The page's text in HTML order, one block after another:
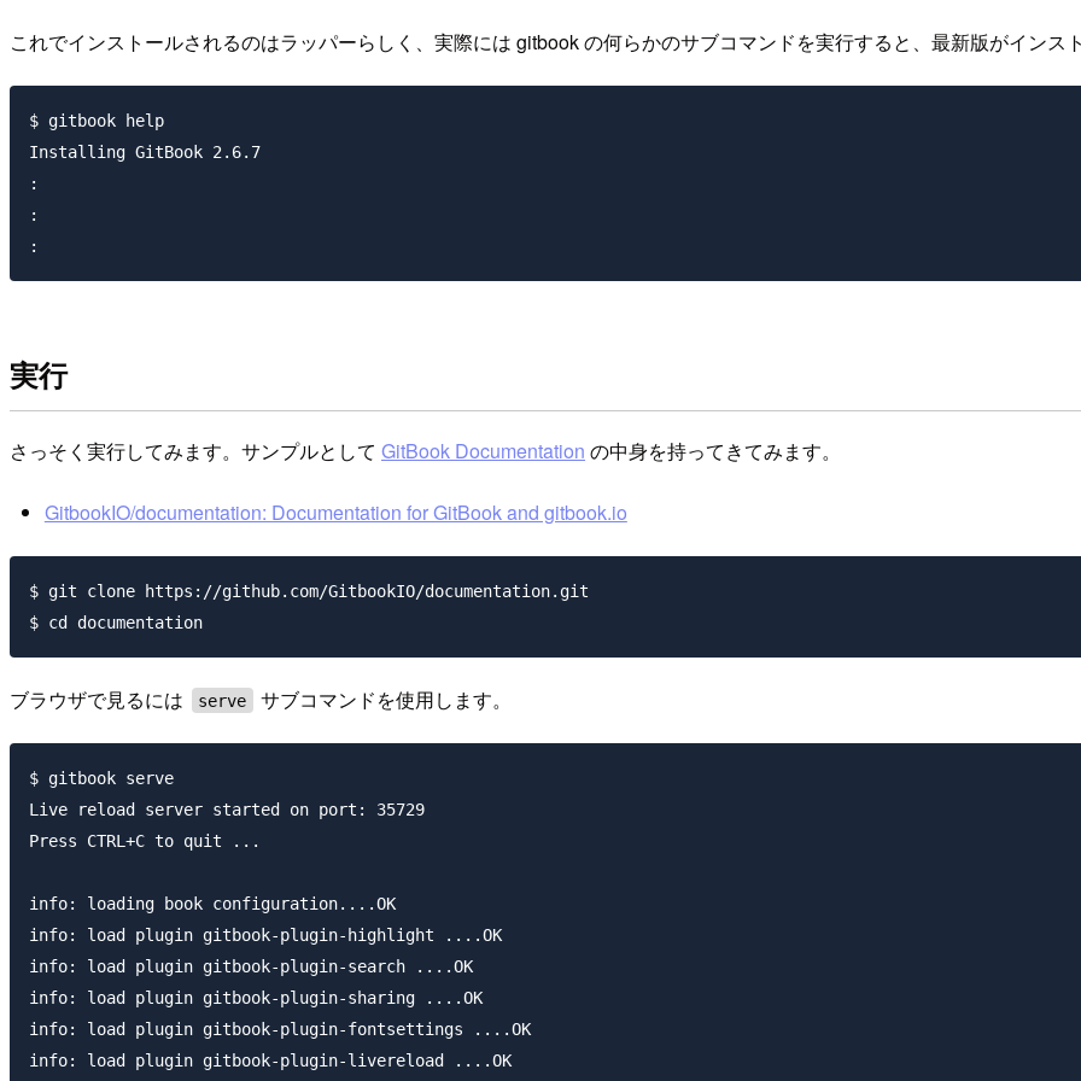
これでインストールされるのはラッパーらしく、実際には gitbook の何らかのサブコマンドを実行すると、最新版がインス
$ gitbook help
Installing GitBook 2.6.7
:
:
実行
さっそく実行してみます。サンプルとして GitBook Documentation の中身を持ってきてみます。
GitbookIO/documentation: Documentation for GitBook and gitbook.io
$ git clone https://github.com/GitbookIO/documentation.git
ブラウザで見るには serve サブコマンドを使用します。
$ gitbook serve
Live reload server started on port: 35729
Press CTRL+C to quit ...
info: loading book configuration....OK
info: load plugin gitbook-plugin-highlight ....OK
info: load plugin gitbook-plugin-search ....OK
info: load plugin gitbook-plugin-sharing ....OK
info: load plugin gitbook-plugin-fontsettings ....OK
info: load plugin gitbook-plugin-livereload ....OK